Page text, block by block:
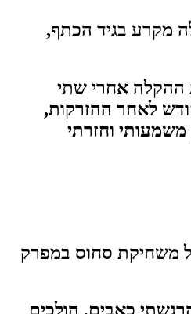
מקרע בגיד הכתף,
אחרי שתי
לאחר ההזרקות,
וחזרתי
משחיקת סחוס במפרק